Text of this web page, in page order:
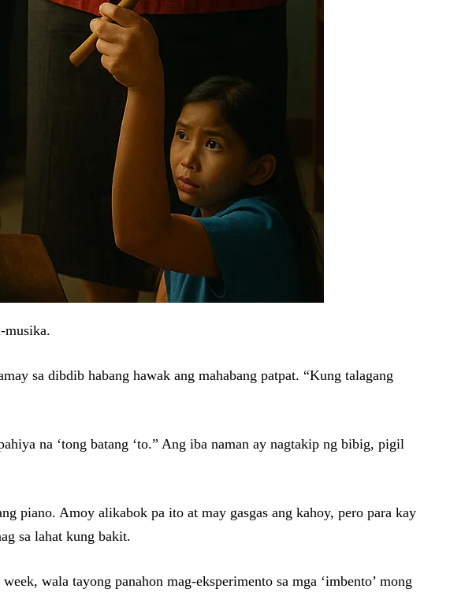
musika.
sa dibdib habang hawak ang mahabang patpat. “Kung talagang
na ‘tong batang ‘to.” Ang iba naman ay nagtakip ng bibig, pigil
piano. Amoy alikabok pa ito at may gasgas ang kahoy, pero para kay
sa lahat kung bakit.
wala tayong panahon mag-eksperimento sa mga ‘imbento’ mong